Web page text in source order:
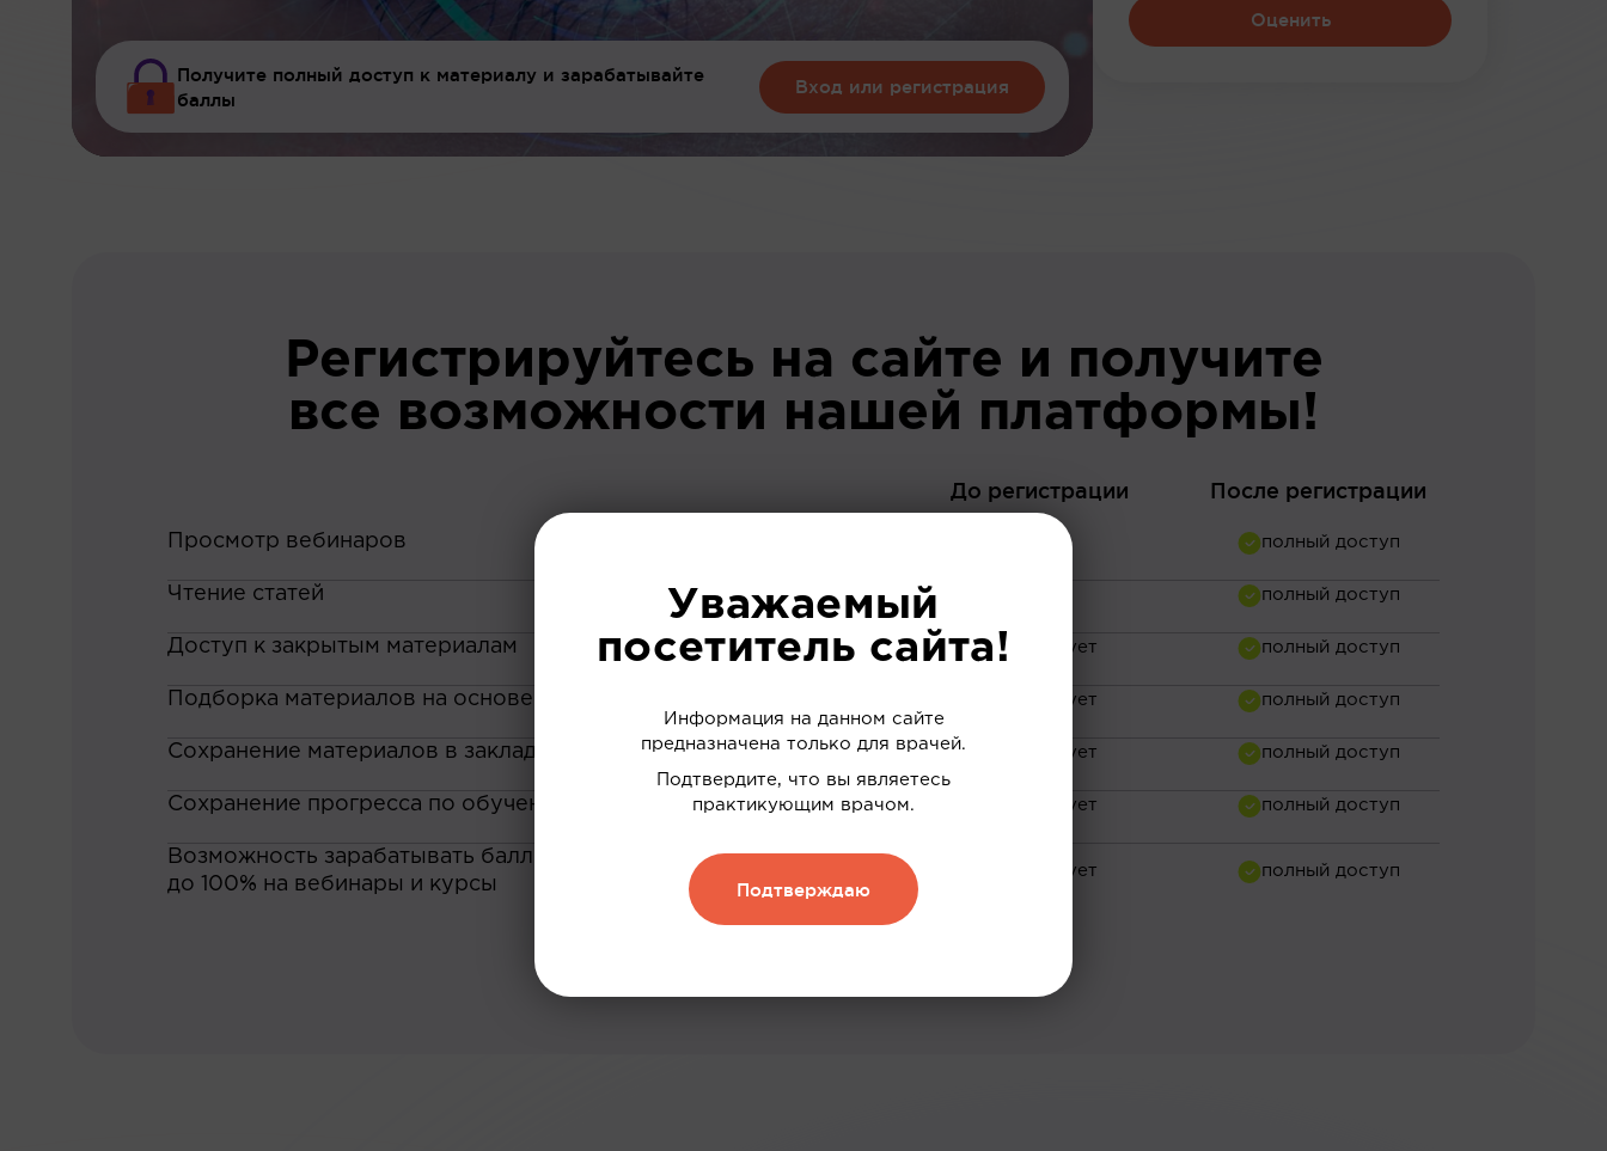
Получите полный доступ к материалу и зарабатывайте
баллы
Вход или регистрация
Оценить
Регистрируйтесь на сайте и получите
все возможности нашей платформы!
До регистрации После регистрации
Просмотр вебинаров
Чтение статей
Доступ к закрытым материалам
Подборка материалов на основе ваших интересов
Сохранение материалов в закладки
Сохранение прогресса по обучению
Возможность зарабатывать баллы и обменивать их на скидку
до 100% на вебинары и курсы
Уважаемый
посетитель сайта!
Информация на данном сайте
предназначена только для врачей.
Подтвердите, что вы являетесь
практикующим врачом.
Подтверждаю